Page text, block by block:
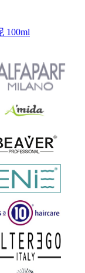
100ml